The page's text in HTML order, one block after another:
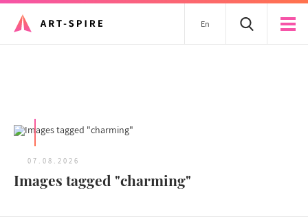
En
07.08.2026
Images tagged "charming"